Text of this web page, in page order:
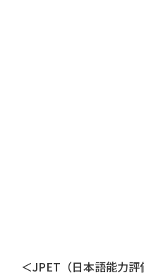
＜JPET（日本語能力